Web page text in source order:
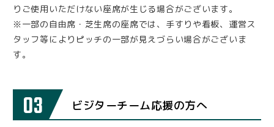
りご使用いただけない座席が生じる場合がございます。
※一部の自由席・芝生席の座席では、手すりや看板、運営ス
タッフ等によりピッチの一部が見えづらい場合がございま
す。
03 ビジターチーム応援の方へ